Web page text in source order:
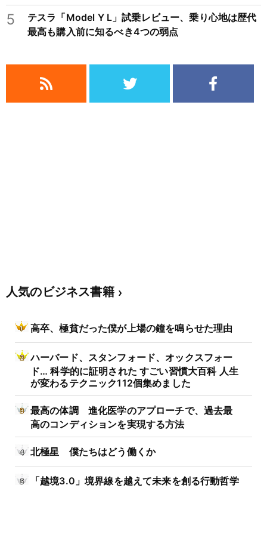
5
テスラ「Model Y L」試乗レビュー、乗り心地は歴代
最高も購入前に知るべき4つの弱点
人気のビジネス書籍
高卒、極貧だった僕が上場の鐘を鳴らせた理由
ハーバード、スタンフォード、オックスフォー
ド… 科学的に証明された すごい習慣大百科 人生
が変わるテクニック112個集めました
最高の体調 進化医学のアプローチで、過去最
高のコンディションを実現する方法
北極星 僕たちはどう働くか
「越境3.0」境界線を越えて未来を創る行動哲学